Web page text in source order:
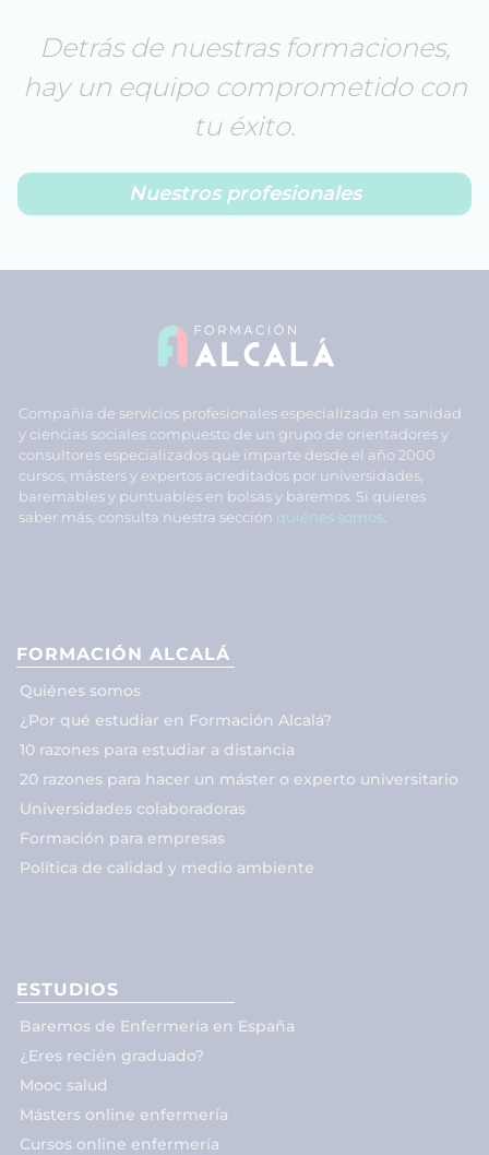
Detrás de nuestras formaciones,
hay un equipo comprometido con
tu éxito.
Nuestros profesionales
Compañía de servicios profesionales especializada en sanidad
y ciencias sociales compuesto de un grupo de orientadores y
consultores especializados que imparte desde el año 2000
cursos, másters y expertos acreditados por universidades,
baremables y puntuables en bolsas y baremos. Si quieres
saber más, consulta nuestra sección quiénes somos
FORMACIÓN ALCALÁ
Quiénes somos
¿Por qué estudiar en Formación Alcalá?
10 razones para estudiar a distancia
20 razones para hacer un máster o experto universitario
Universidades colaboradoras
Formación para empresas
Política de calidad y medio ambiente
ESTUDIOS
Baremos de Enfermería en España
¿Eres recién graduado?
Mooc salud
Másters online enfermería
Cursos online enfermería